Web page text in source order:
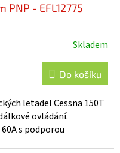
PNP - EFL12775
Skladem
Do košíku
letadel Cessna 150T
ovládání.
s podporou